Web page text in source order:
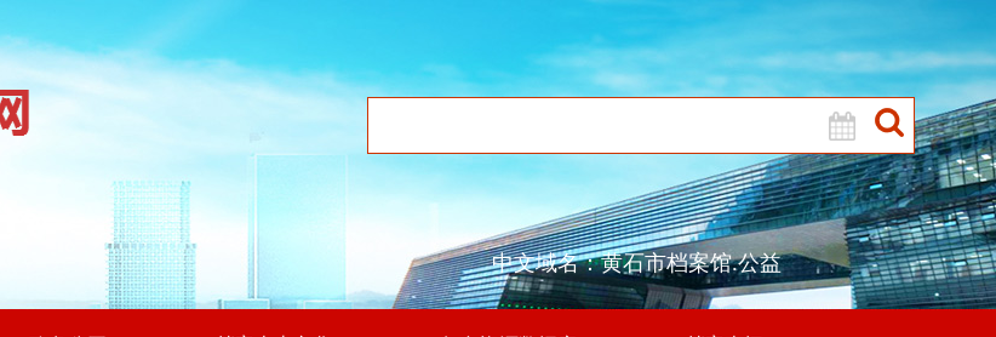
中文域名：黄石市档案馆.公益